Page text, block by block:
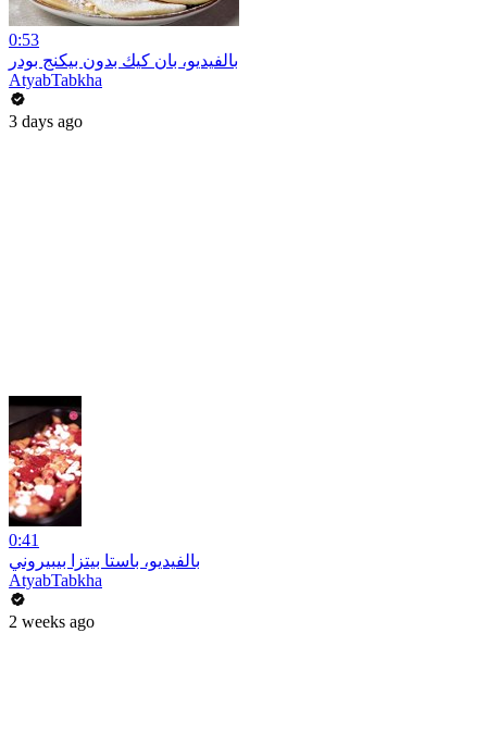
0:53
بالفيديو، بان كيك بدون بيكنج بودر
AtyabTabkha
3 days ago
0:41
بالفيديو، باستا بيتزا بيبيروني
AtyabTabkha
2 weeks ago